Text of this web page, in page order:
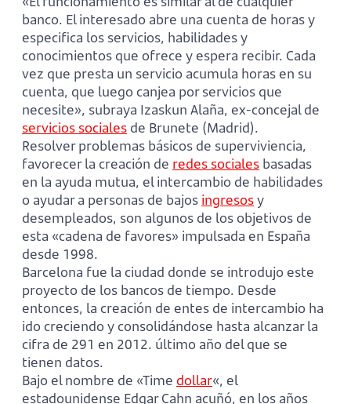
banco. El interesado abre una cuenta de horas y
especifica los servicios, habilidades y
conocimientos que ofrece y espera recibir. Cada
vez que presta un servicio acumula horas en su
cuenta, que luego canjea por servicios que
necesite», subraya Izaskun Alaña, ex-concejal de
servicios sociales de Brunete (Madrid).
Resolver problemas básicos de superviviencia,
favorecer la creación de redes sociales basadas
en la ayuda mutua, el intercambio de habilidades
o ayudar a personas de bajos ingresosy
desempleados, son algunos de los objetivos de
esta «cadena de favores» impulsada en España
desde 1998.
Barcelona fue la ciudad donde se introdujo este
proyecto de los bancos de tiempo. Desde
entonces, la creación de entes de intercambio ha
ido creciendo y consolidándose hasta alcanzar la
cifra de 291 en 2012. último año del que se
tienen datos.
Bajo el nombre de «Time dollar«, el
estadounidense Edgar Cahn acuñó, en los años